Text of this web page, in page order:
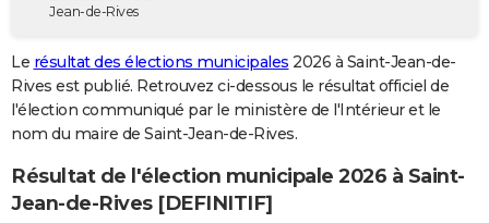
Destinations
City break
Voyage nature
Voyage de noces
Forum
GUIDES D'ACHAT
BONS PLANS
Carte de Noël
Carte Bonne année
Carte Saint-Valentin
Carte Pâques
Carte d'anniversaire
DICTIONNAIRE
Jean-de-Rives
Le résultat des élections municipales 2026 à Saint-Jean-de-
Rives est publié. Retrouvez ci-dessous le résultat officiel de
l'élection communiqué par le ministère de l'Intérieur et le
nom du maire de Saint-Jean-de-Rives.
Résultat de l'élection municipale 2026 à Saint-
Jean-de-Rives [DEFINITIF]